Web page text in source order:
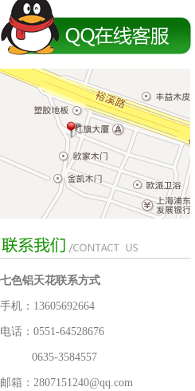
七色铝天花联系方式
手机：13605692664
电话：0551-64528676
0635-3584557
邮箱：2807151240@qq.com